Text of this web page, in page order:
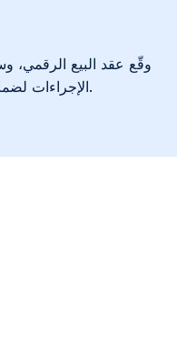
وقّع عقد البيع الرقمي،
الإجراءات لضمان إتمام الصفقة بسلاسة.